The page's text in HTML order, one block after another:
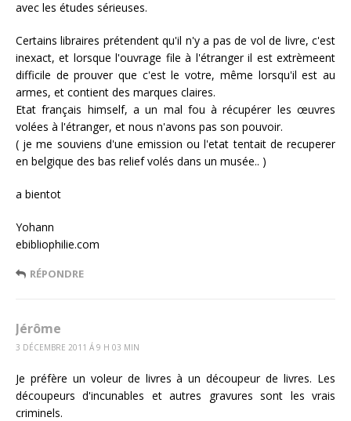
avec les études sérieuses.
Certains libraires prétendent qu'il n'y a pas de vol de livre, c'est
inexact, et lorsque l'ouvrage file à l'étranger il est extrèmeent
difficile de prouver que c'est le votre, même lorsqu'il est au
armes, et contient des marques claires.
Etat français himself, a un mal fou à récupérer les œuvres
volées à l'étranger, et nous n'avons pas son pouvoir.
( je me souviens d'une emission ou l'etat tentait de recuperer
en belgique des bas relief volés dans un musée.. )
a bientot
Yohann
ebibliophilie.com
RÉPONDRE
Jérôme
3 DÉCEMBRE 2011 Á 9 H 03 MIN
Je préfère un voleur de livres à un découpeur de livres. Les
découpeurs d'incunables et autres gravures sont les vrais
criminels.